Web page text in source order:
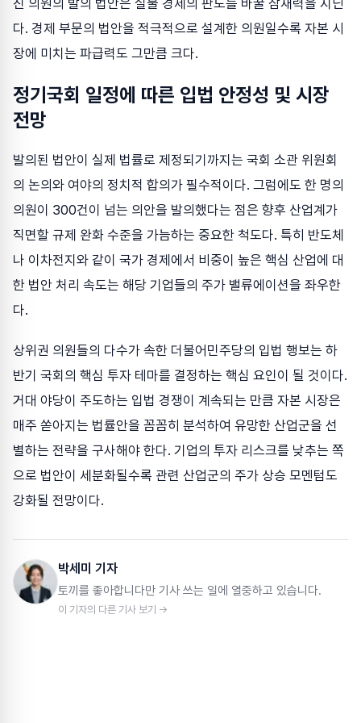
다. 경제 부문의 법안을 적극적으로 설계한 의원일수록 자본 시
장에 미치는 파급력도 그만큼 크다.
정기국회 일정에 따른 입법 안정성 및 시장
전망
발의된 법안이 실제 법률로 제정되기까지는 국회 소관 위원회
의 논의와 여야의 정치적 합의가 필수적이다. 그럼에도 한 명의
의원이 300건이 넘는 의안을 발의했다는 점은 향후 산업계가
직면할 규제 완화 수준을 가늠하는 중요한 척도다. 특히 반도체
나 이차전지와 같이 국가 경제에서 비중이 높은 핵심 산업에 대
한 법안 처리 속도는 해당 기업들의 주가 밸류에이션을 좌우한
다.
상위권 의원들의 다수가 속한 더불어민주당의 입법 행보는 하
반기 국회의 핵심 투자 테마를 결정하는 핵심 요인이 될 것이다.
거대 야당이 주도하는 입법 경쟁이 계속되는 만큼 자본 시장은
매주 쏟아지는 법률안을 꼼꼼히 분석하여 유망한 산업군을 선
별하는 전략을 구사해야 한다. 기업의 투자 리스크를 낮추는 쪽
으로 법안이 세분화될수록 관련 산업군의 주가 상승 모멘텀도
강화될 전망이다.
박세미 기자
토끼를 좋아합니다만 기사 쓰는 일에 열중하고 있습니다.
이 기자의 다른 기사 보기 →